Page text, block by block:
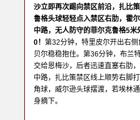
沙立即再次踢向禁区前沿，扎比
鲁格头球轻轻点入禁区右肋，霍
中路，无人防守的菲尔克鲁格5
0！ 第32分钟，特里皮尔开出右
贝尔稳稳抱住。第36分钟，布兰
交给恩梅沙，后者迅速直塞右肋
中路，扎比策禁区线上顺势右脚
角球，威尔逊头球摆渡，若埃林
身摘下。